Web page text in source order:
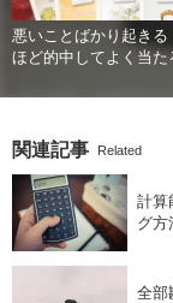
悪いことばかり起きる
ほど的中してよく当た
関連記事 Related
計算
グ方
全部